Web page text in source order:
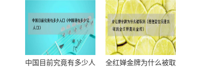
中国目前究竟有多少人
全红婵金牌为什么被取